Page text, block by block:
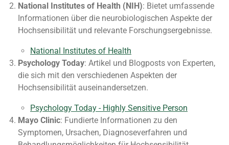
National Institutes of Health (NIH): Bietet umfassende
Informationen über die neurobiologischen Aspekte der
Hochsensibilität und relevante Forschungsergebnisse.
National Institutes of Health
Psychology Today: Artikel und Blogposts von Experten,
die sich mit den verschiedenen Aspekten der
Hochsensibilität auseinandersetzen.
Psychology Today - Highly Sensitive Person
Mayo Clinic: Fundierte Informationen zu den
Symptomen, Ursachen, Diagnoseverfahren und